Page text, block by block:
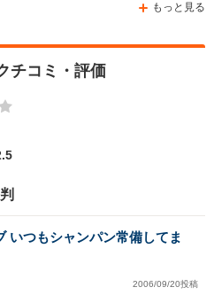
もっと見る
チコミ・評価
いつもシャンパン常備してま
2006/09/20投稿